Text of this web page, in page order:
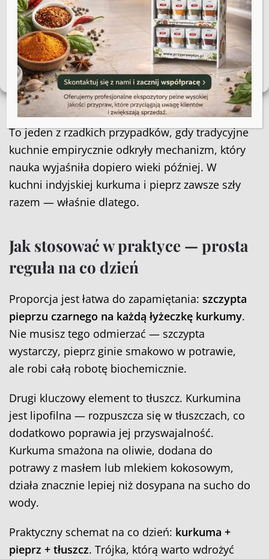
Akceptuję
Zobacz preferencje
Polityka plików cookiesRegulamin sklepu
wskazują, że zaledwie 20 mg piperyny (tyle
mieści się w zwykłej szczycie) może zwiększyć
biodostępność kurkuminy wielokrotnie. Bez
pieprzu organizm wchłania kurkuminę w
śladowych ilościach. Z pieprzem efekt jest
nieporównywalnie większy.
To jeden z rzadkich przypadków, gdy tradycyjne
kuchnie empirycznie odkryły mechanizm, który
nauka wyjaśniła dopiero wieki później. W
kuchni indyjskiej kurkuma i pieprz zawsze szły
razem — właśnie dlatego.
Jak stosować w praktyce — prosta
reguła na co dzień
Proporcja jest łatwa do zapamiętania: szczypta
pieprzu czarnego na każdą łyżeczkę kurkumy.
Nie musisz tego odmierzać — szczypta
wystarczy, pieprz ginie smakowo w potrawie,
ale robi całą robotę biochemicznie.
Drugi kluczowy element to tłuszcz. Kurkumina
jest lipofilna — rozpuszcza się w tłuszczach, co
dodatkowo poprawia jej przyswajalność.
Kurkuma smażona na oliwie, dodana do
potrawy z masłem lub mlekiem kokosowym,
działa znacznie lepiej niż dosypana na sucho do
wody.
Praktyczny schemat na co dzień: kurkuma +
pieprz + tłuszcz. Trójka, którą warto wdrożyć